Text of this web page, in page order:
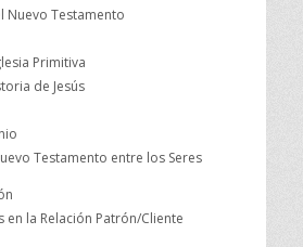
Nuevo Testamento
Primitiva
de Jesús
Testamento entre los Seres
en la Relación Patrón/Cliente